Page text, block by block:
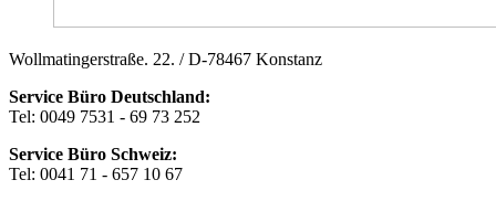
Wollmatingerstraße. 22. / D-78467 Konstanz
Service Büro Deutschland:
Tel: 0049 7531 - 69 73 252
Service Büro Schweiz:
Tel: 0041 71 - 657 10 67